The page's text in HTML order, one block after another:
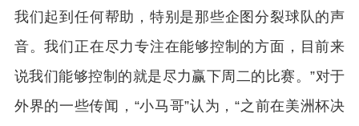
我们起到任何帮助，特别是那些企图分裂球队的声
音。我们正在尽力专注在能够控制的方面，目前来
说我们能够控制的就是尽力赢下周二的比赛。”对于
外界的一些传闻，“小马哥”认为，“之前在美洲杯决